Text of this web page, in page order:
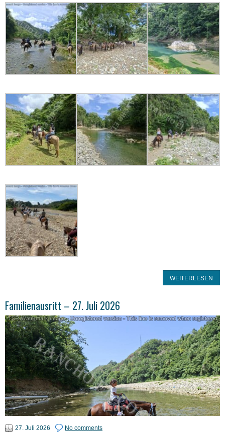
WEITERLESEN
Familienausritt – 27. Juli 2026
27. Juli 2026 No comments